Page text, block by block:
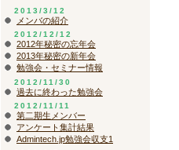
2013/3/12
メンバの紹介
2012/12/12
2012年秘密の忘年会
2013年秘密の新年会
勉強会・セミナー情報
2012/11/30
過去に終わった勉強会
2012/11/11
第二期生メンバー
アンケート集計結果
Admintech.jp勉強会収支1